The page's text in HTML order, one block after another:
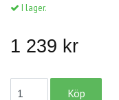
I lager.
1 239 kr